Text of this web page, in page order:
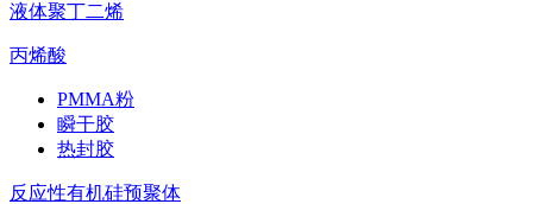
液体聚丁二烯
丙烯酸
PMMA粉
瞬干胶
热封胶
反应性有机硅预聚体